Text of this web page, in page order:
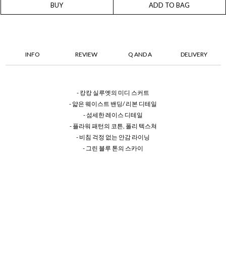
BUY ADD TO BAG
INFO REVIEW Q AND A DELIVERY
- 캉캉 실루엣의 미디 스커트
- 얇은 웨이스트 밴딩/ 리본 디테일
- 섬세한 레이스 디테일
- 플라워 패턴의 코튼, 폴리 텍스쳐
- 비침 걱정 없는 안감 라이닝
- 그린 블루 톤의 스카이